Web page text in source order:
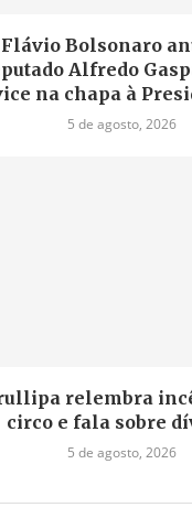
Flávio Bolsonaro
Alfredo
na chapa à
5 de agosto, 2026
relembra
circo e fala sobre
5 de agosto, 2026